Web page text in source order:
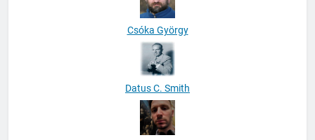
Csóka György
Datus C. Smith